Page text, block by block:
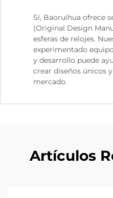
Sí, Baoruihua ofrece
(Original Design
esferas de relojes.
experimentado
y desarrollo puede
crear diseños únicos
mercado.
Artículos